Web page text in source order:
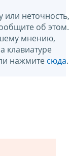
или неточность,
об этом.
мнению,
клавиатуре
нажмите сюда.